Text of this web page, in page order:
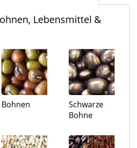
Lebensmittel &
Bohnen
Schwarze
Bohne